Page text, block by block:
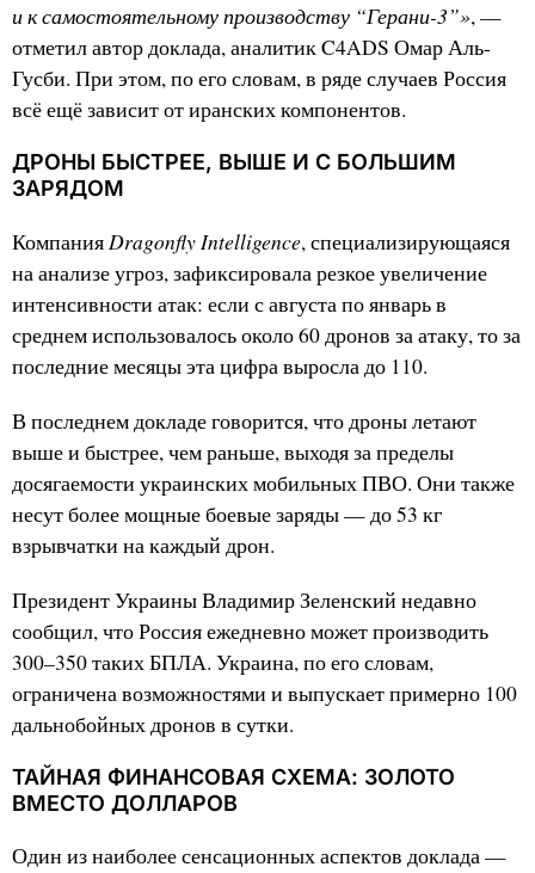
и к самостоятельному производству “Герани-3”», —
отметил автор доклада, аналитик C4ADS Омар Аль-
Гусби. При этом, по его словам, в ряде случаев Россия
всё ещё зависит от иранских компонентов.
ДРОНЫ БЫСТРЕЕ, ВЫШЕ И С БОЛЬШИМ
ЗАРЯДОМ
КомпанияDragonfly Intelligence, специализирующаяся
на анализе угроз, зафиксировала резкое увеличение
интенсивности атак: если с августа по январь в
среднем использовалось около 60 дронов за атаку, то за
последние месяцы эта цифра выросла до 110.
В последнем докладе говорится, что дроны летают
выше и быстрее, чем раньше, выходя за пределы
досягаемости украинских мобильных ПВО. Они также
несут более мощные боевые заряды — до 53 кг
взрывчатки на каждый дрон.
Президент Украины Владимир Зеленский недавно
сообщил, что Россия ежедневно может производить
300–350 таких БПЛА. Украина, по его словам,
ограничена возможностями и выпускает примерно 100
дальнобойных дронов в сутки.
ТАЙНАЯ ФИНАНСОВАЯ СХЕМА: ЗОЛОТО
ВМЕСТО ДОЛЛАРОВ
Один из наиболее сенсационных аспектов доклада —